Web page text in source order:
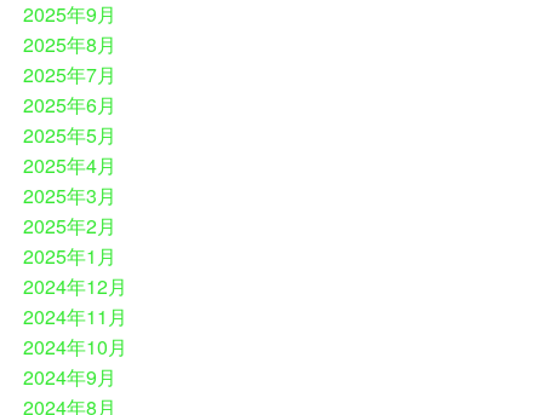
2025年9月
2025年8月
2025年7月
2025年6月
2025年5月
2025年4月
2025年3月
2025年2月
2025年1月
2024年12月
2024年11月
2024年10月
2024年9月
2024年8月